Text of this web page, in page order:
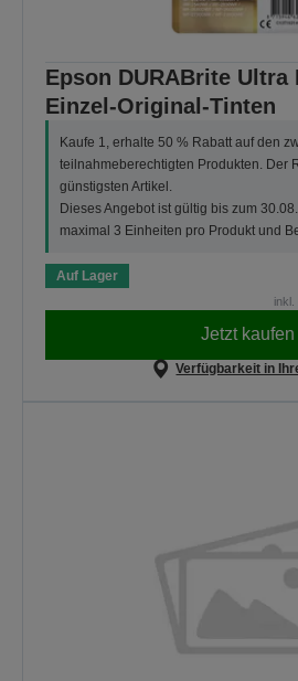
Epson DURABrite Ultra
Einzel-Original-Tinten
Kaufe 1, erhalte 50 % Rabatt auf den
teilnahmeberechtigten Produkten. Der
günstigsten Artikel.
Dieses Angebot ist gültig bis zum
maximal 3 Einheiten pro Produkt und
Auf Lager
inkl.
Jetzt kaufen
Verfügbarkeit in